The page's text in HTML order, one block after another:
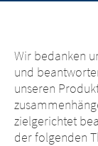
Wir bedanken
und
unseren
zielgerichtet
der folgenden